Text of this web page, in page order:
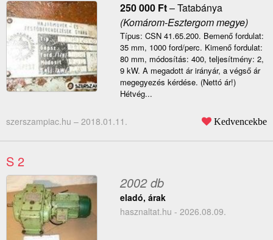
250 000 Ft–Tatabánya
(Komárom-Esztergom megye)
Típus: CSN 41.65.200. Bemenő fordulat:
35 mm, 1000 ford/perc. Kimenő fordulat:
80 mm, módosítás: 400, teljesítmény: 2,
9 kW. A megadott ár irányár, a végső ár
megegyezés kérdése. (Nettó ár!)
Hétvég...
szerszampiac.hu – 2018.01.11. Kedvencekbe
S 2
2002 db
eladó, árak
hasznaltat.hu - 2026.08.09.